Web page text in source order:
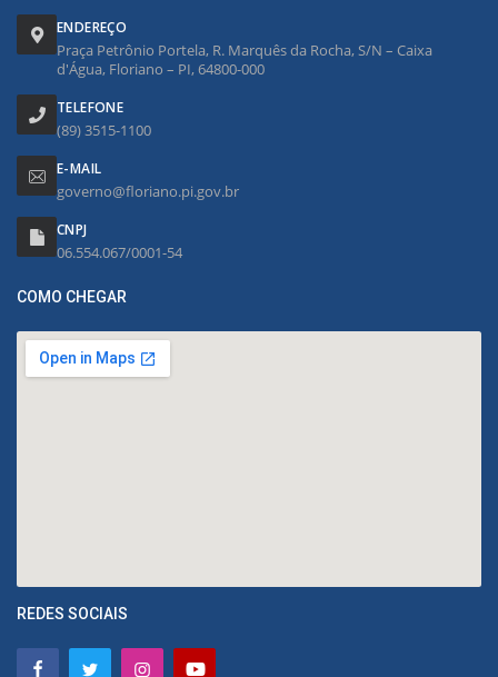
ENDEREÇO
Praça Petrônio Portela, R. Marquês da Rocha, S/N – Caixa
d'Água, Floriano – PI, 64800-000
TELEFONE
(89) 3515-1100
E-MAIL
governo@floriano.pi.gov.br
CNPJ
06.554.067/0001-54
COMO CHEGAR
REDES SOCIAIS